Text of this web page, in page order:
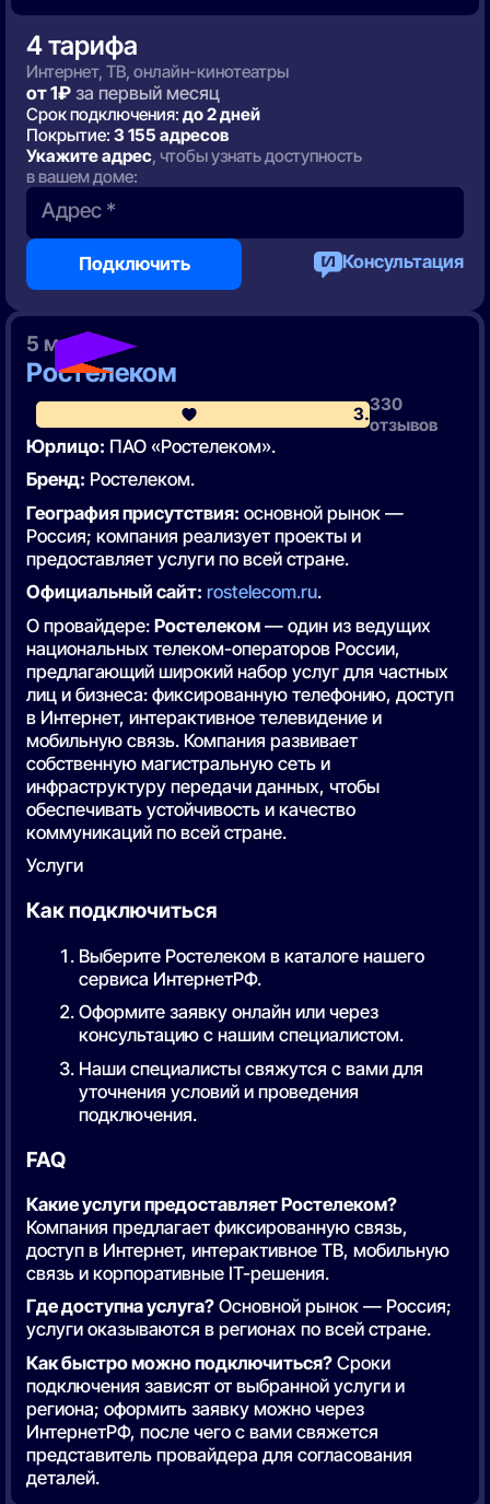
4 тарифа
Интернет, ТВ, онлайн-кинотеатры
от 1₽за первый месяц
Срок подключения: до 2 дней
Покрытие: 3 155 адресов
Укажите адрес, чтобы узнать доступность
в вашем доме:
Адрес *
Подключить Консультация
5 место
Ростелеком
3.8330
отзывов
Юрлицо: ПАО «Ростелеком».
Бренд: Ростелеком.
География присутствия: основной рынок —
Россия; компания реализует проекты и
предоставляет услуги по всей стране.
Официальный сайт: rostelecom.ru.
О провайдере: Ростелеком— один из ведущих
национальных телеком-операторов России,
предлагающий широкий набор услуг для частных
лиц и бизнеса: фиксированную телефонию, доступ
в Интернет, интерактивное телевидение и
мобильную связь. Компания развивает
собственную магистральную сеть и
инфраструктуру передачи данных, чтобы
обеспечивать устойчивость и качество
коммуникаций по всей стране.
Услуги
Как подключиться
Выберите Ростелеком в каталоге нашего
сервиса ИнтернетРФ.
Оформите заявку онлайн или через
консультацию с нашим специалистом.
Наши специалисты свяжутся с вами для
уточнения условий и проведения
подключения.
FAQ
Какие услуги предоставляет Ростелеком?
Компания предлагает фиксированную связь,
доступ в Интернет, интерактивное ТВ, мобильную
связь и корпоративные IT-решения.
Где доступна услуга?Основной рынок — Россия;
услуги оказываются в регионах по всей стране.
Как быстро можно подключиться?Сроки
подключения зависят от выбранной услуги и
региона; оформить заявку можно через
ИнтернетРФ, после чего с вами свяжется
представитель провайдера для согласования
деталей.